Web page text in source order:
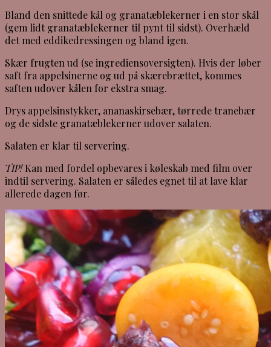
Bland den snittede kål og granatæblekerner i en stor skål
(gem lidt granatæblekerner til pynt til sidst). Overhæld
det med eddikedressingen og bland igen.
Skær frugten ud (se ingrediensoversigten). Hvis der løber
saft fra appelsinerne og ud på skærebrættet, kommes
saften udover kålen for ekstra smag.
Drys appelsinstykker, ananaskirsebær, tørrede tranebær
og de sidste granatæblekerner udover salaten.
Salaten er klar til servering.
TIP!Kan med fordel opbevares i køleskab med film over
indtil servering. Salaten er således egnet til at lave klar
allerede dagen før.